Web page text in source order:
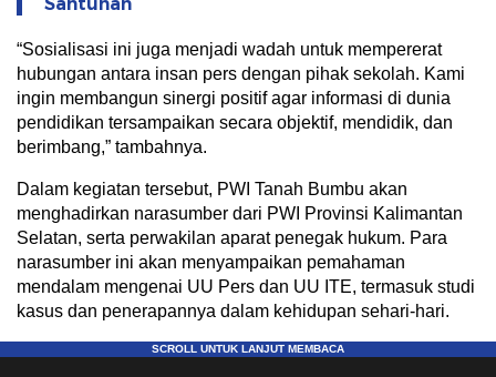
Santunan
“Sosialisasi ini juga menjadi wadah untuk mempererat
hubungan antara insan pers dengan pihak sekolah. Kami
ingin membangun sinergi positif agar informasi di dunia
pendidikan tersampaikan secara objektif, mendidik, dan
berimbang,” tambahnya.
Dalam kegiatan tersebut, PWI Tanah Bumbu akan
menghadirkan narasumber dari PWI Provinsi Kalimantan
Selatan, serta perwakilan aparat penegak hukum. Para
narasumber ini akan menyampaikan pemahaman
mendalam mengenai UU Pers dan UU ITE, termasuk studi
kasus dan penerapannya dalam kehidupan sehari-hari.